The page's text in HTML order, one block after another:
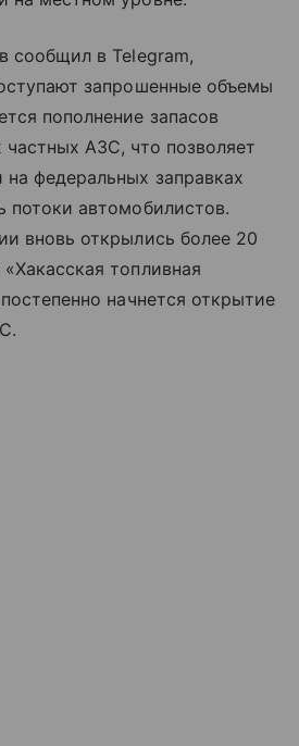
сообщил в Telegram,
запрошенные объемы
пополнение запасов
АЗС, что позволяет
федеральных заправках
потоки автомобилистов.
вновь открылись более 20
топливная
начнется открытие